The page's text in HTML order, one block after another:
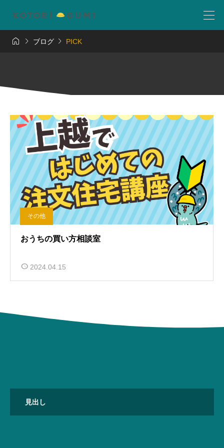
  ブログ  PICK
その他
おうちの買い方相談室
2024.04.15
見出し